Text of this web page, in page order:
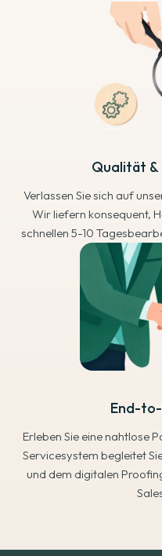
Qualität &
Verlassen Sie sich auf
Wir liefern konsequent,
schnellen 5-10
End-
Erleben Sie eine nahtlose
Servicesystem begleitet
und dem digitalen